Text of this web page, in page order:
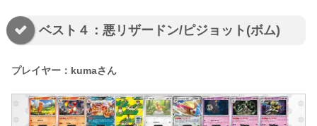
ベスト４：悪リザードン/ピジョット(ボム)
プレイヤー：kumaさん